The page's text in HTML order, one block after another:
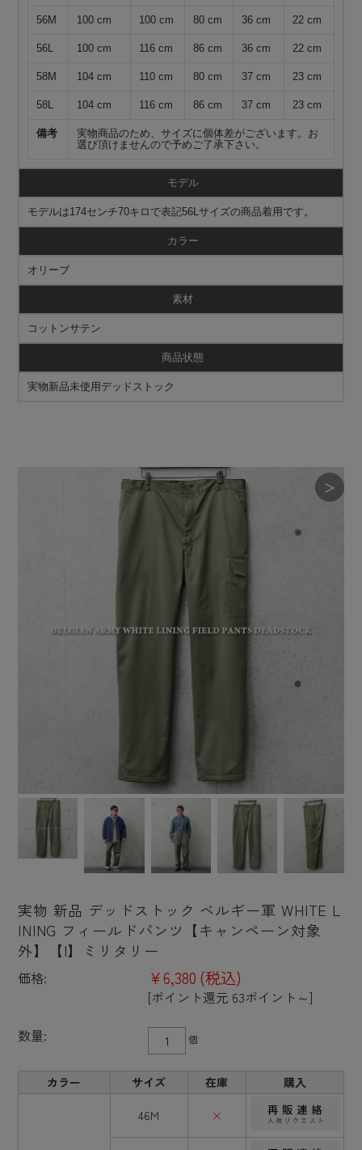
56M 100 cm 100 cm 80 cm 36 cm 22 cm
56L 100 cm 116 cm 86 cm 36 cm 22 cm
58M 104 cm 110 cm 80 cm 37 cm 23 cm
58L 104 cm 116 cm 86 cm 37 cm 23 cm
備考
実物商品のため、サイズに個体差がございます。お
選び頂けませんので予めご了承下さい。
モデル
モデルは174センチ70キロで表記56Lサイズの商品着用です。
カラー
オリーブ
素材
コットンサテン
商品状態
実物新品未使用デッドストック
＞
実物 新品 デッドストック ベルギー軍 WHITE L
INING フィールドパンツ【キャンペーン対象
外】【I】ミリタリー
価格: ¥6,380 (税込)
[ポイント還元 63ポイント～]
数量:
個
カラー サイズ 在庫 購入
46M ×